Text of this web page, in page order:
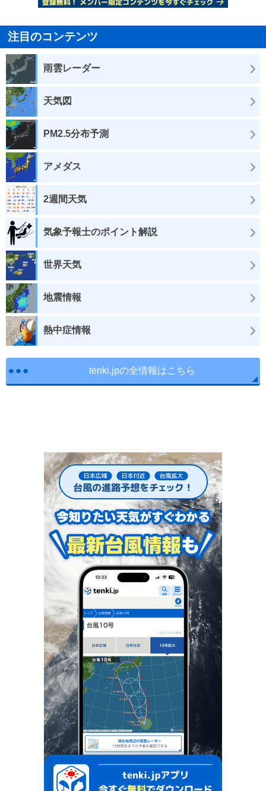
注目のコンテンツ
雨雲レーダー
天気図
PM2.5分布予測
アメダス
2週間天気
気象予報士のポイント解説
世界天気
地震情報
熱中症情報
tenki.jpの全情報はこちら